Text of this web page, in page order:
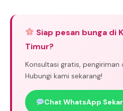
Siap pesan bunga di
Timur?
Konsultasi gratis, pengiriman
Hubungi kami sekarang!
Chat WhatsApp